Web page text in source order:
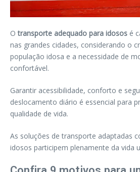
Otransporte adequado para idosos é
nas grandes cidades, considerando o
população idosa e a necessidade de
confortável.
Garantir acessibilidade, conforto e
deslocamento diário é essencial para
qualidade de vida.
As soluções de transporte adaptadas
idosos participem plenamente da vida